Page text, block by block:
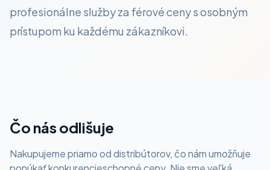
profesionálne služby za férové ceny s osobným
prístupom ku každému zákazníkovi.
Čo nás odlišuje
Nakupujeme priamo od distribútorov, čo nám umožňuje